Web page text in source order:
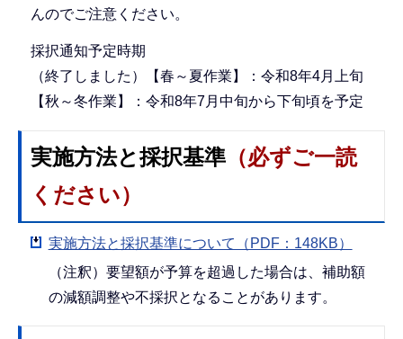
んのでご注意ください。
採択通知予定時期
（終了しました）【春～夏作業】：令和8年4月上旬
【秋～冬作業】：令和8年7月中旬から下旬頃を予定
実施方法と採択基準 （必ずご一読
ください）
実施方法と採択基準について（PDF：148KB）
（注釈）要望額が予算を超過した場合は、補助額
の減額調整や不採択となることがあります。